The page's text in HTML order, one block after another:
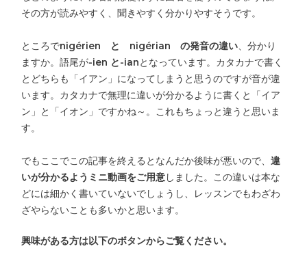
その方が読みやすく、聞きやすく分かりやすそうです。
ところでnigérien と nigérian の発音の違い 、分かり
ますか。語尾が-ien と-ianとなっています。カタカナで書く
とどちらも「イアン」になってしまうと思うのですが音が違
います。カタカナで無理に違いが分かるように書くと「イア
ン」と「イオン」ですかね～。これもちょっと違うと思いま
す。
でもここでこの記事を終えるとなんだか後味が悪いので、違
いが分かるようミニ動画をご用意しました。この違いは本な
どには細かく書いていないでしょうし、レッスンでもわざわ
ざやらないことも多いかと思います。
興味がある方は以下のボタンからご覧ください。